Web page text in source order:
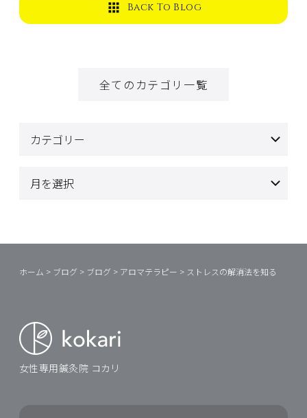
Back To Blog
全てのカテゴリ一覧
ホーム > ブログ > ブログ > アロマテラピー > ストレスの解消法を知る
女性専用鍼灸院 コカリ